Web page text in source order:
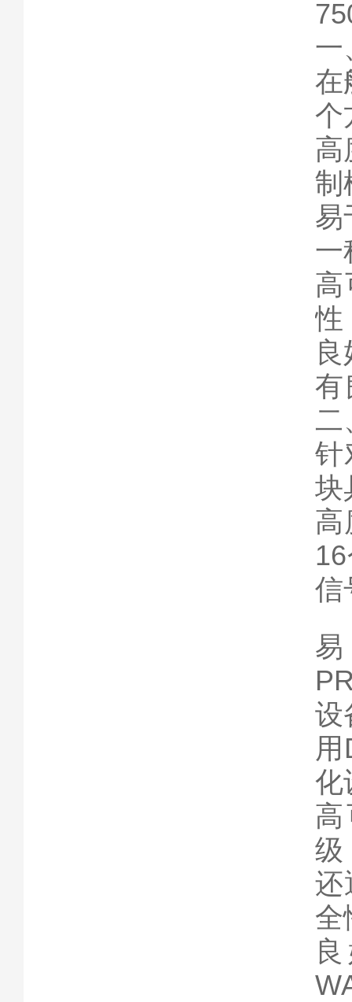
一
在
个
高
制
易
一
高
性
有
二
针
块
高
信
设
化
级
还
全